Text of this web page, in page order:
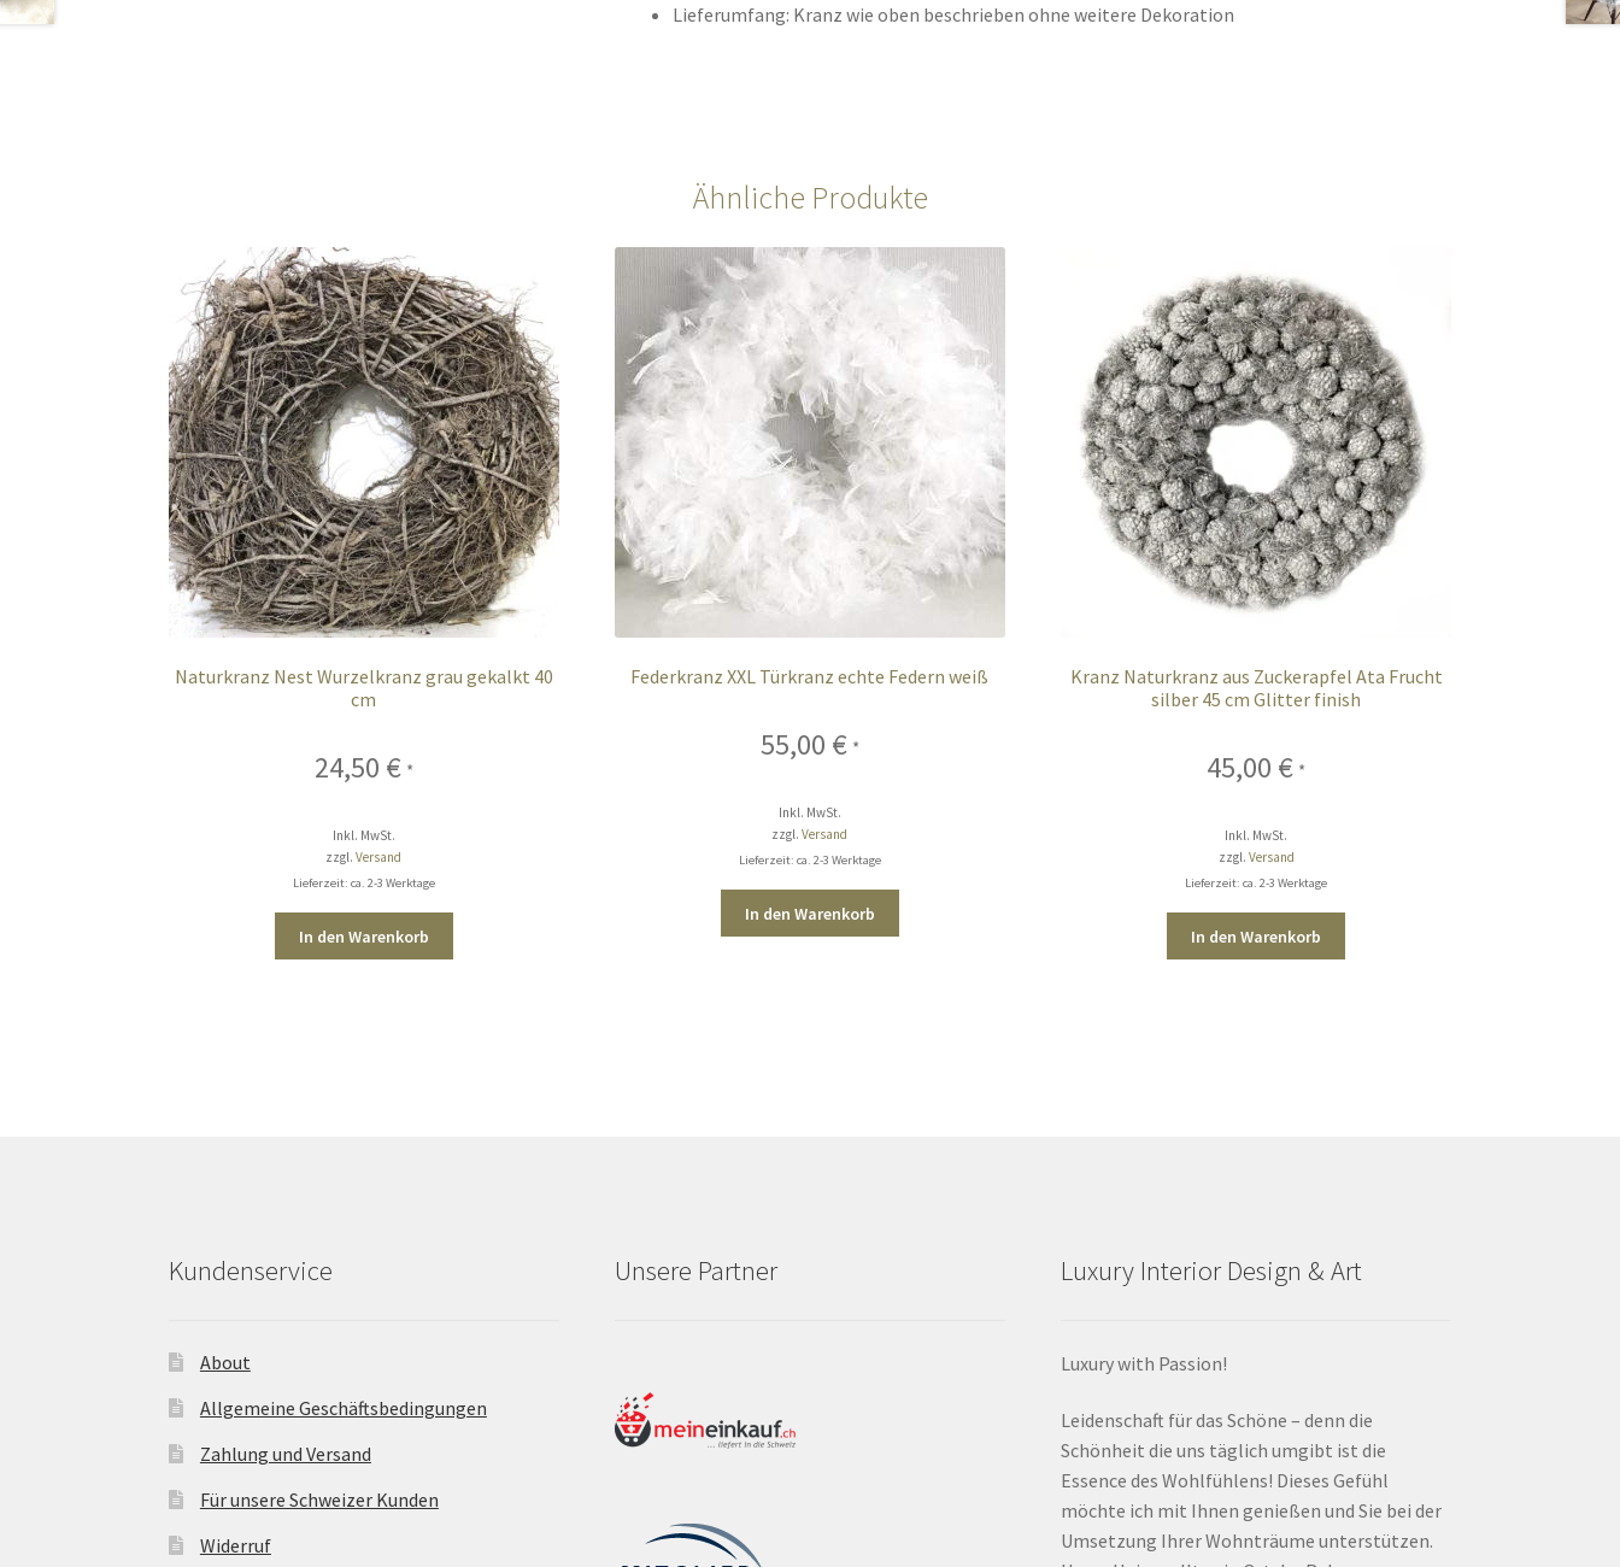
Lieferumfang: Kranz wie oben beschrieben ohne weitere Dekoration
Ähnliche Produkte
Naturkranz Nest Wurzelkranz grau gekalkt 40
cm
24,50 € *
Inkl. MwSt.
zzgl.Versand
Lieferzeit: ca. 2-3 Werktage
In den Warenkorb
Federkranz XXL Türkranz echte Federn weiß
55,00 € *
Inkl. MwSt.
zzgl.Versand
Lieferzeit: ca. 2-3 Werktage
In den Warenkorb
Kranz Naturkranz aus Zuckerapfel Ata Frucht
silber 45 cm Glitter finish
45,00 € *
Inkl. MwSt.
zzgl. Versand
Lieferzeit: ca. 2-3 Werktage
In den Warenkorb
Kundenservice
About
Allgemeine Geschäftsbedingungen
Zahlung und Versand
Für unsere Schweizer Kunden
Widerruf
Unsere Partner Luxury Interior Design & Art
Luxury with Passion!
Leidenschaft für das Schöne – denn die
Schönheit die uns täglich umgibt ist die
Essence des Wohlfühlens! Dieses Gefühl
möchte ich mit Ihnen genießen und Sie bei der
Umsetzung Ihrer Wohnträume unterstützen.